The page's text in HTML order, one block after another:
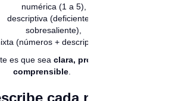
numérica (1 a 5),
descriptiva (deficiente →
sobresaliente),
(números + descriptores).
es que sea clara, progresiva y
comprensible.
cada nivel